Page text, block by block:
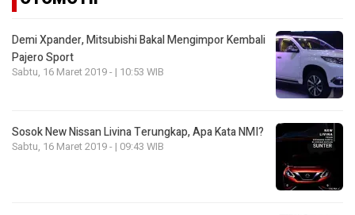
Demi Xpander, Mitsubishi Bakal Mengimpor Kembali
Pajero Sport
Sabtu, 16 Maret 2019 - | 10:53 WIB
Sosok New Nissan Livina Terungkap, Apa Kata NMI?
Sabtu, 16 Maret 2019 - | 09:43 WIB